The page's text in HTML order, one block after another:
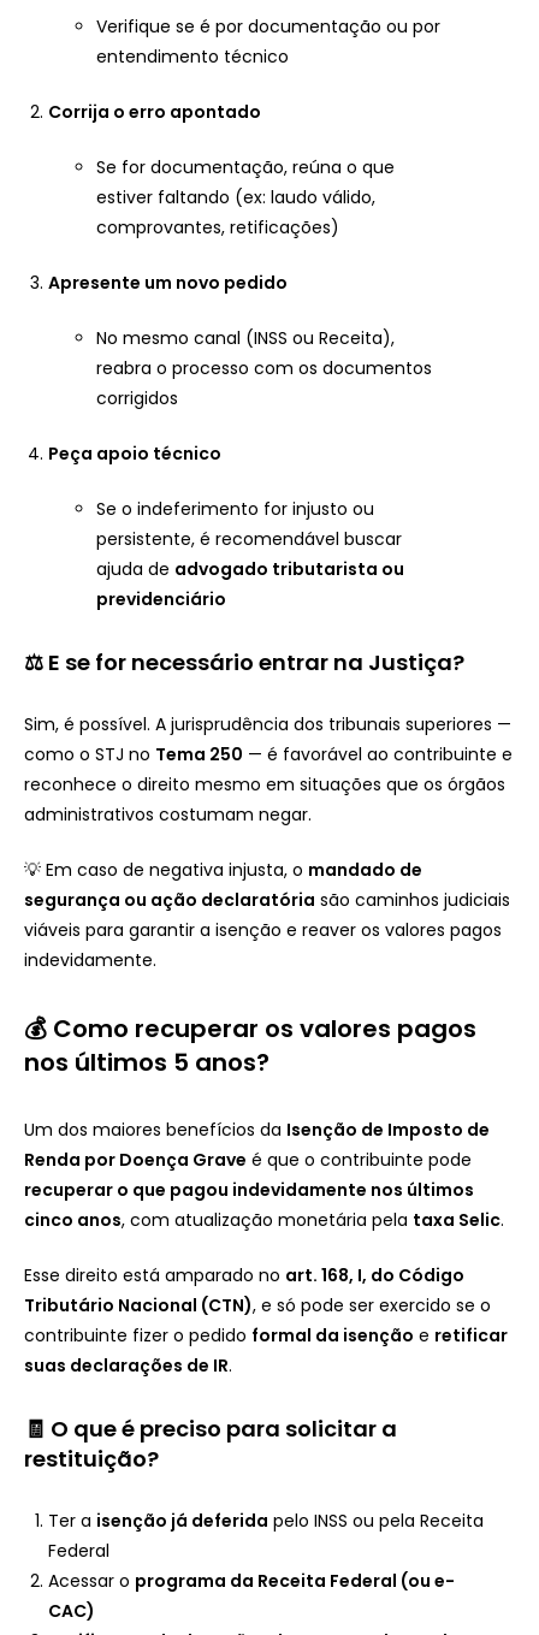
Verifique se é por documentação ou por
entendimento técnico
Corrija o erro apontado
Se for documentação, reúna o que
estiver faltando (ex: laudo válido,
comprovantes, retificações)
Apresente um novo pedido
No mesmo canal (INSS ou Receita),
reabra o processo com os documentos
corrigidos
Peça apoio técnico
Se o indeferimento for injusto ou
persistente, é recomendável buscar
ajuda de advogado tributarista ou
previdenciário
⚖️ E se for necessário entrar na Justiça?
Sim, é possível. A jurisprudência dos tribunais superiores —
como o STJ no Tema 250 — é favorável ao contribuinte e
reconhece o direito mesmo em situações que os órgãos
administrativos costumam negar.
💡 Em caso de negativa injusta, o mandado de
segurança ou ação declaratória são caminhos judiciais
viáveis para garantir a isenção e reaver os valores pagos
indevidamente.
💰 Como recuperar os valores pagos
nos últimos 5 anos?
Um dos maiores benefícios da Isenção de Imposto de
Renda por Doença Grave é que o contribuinte pode
recuperar o que pagou indevidamente nos últimos
cinco anos, com atualização monetária pela taxa Selic.
Esse direito está amparado no art. 168, I, do Código
Tributário Nacional (CTN), e só pode ser exercido se o
contribuinte fizer o pedido formal da isenção e retificar
suas declarações de IR.
🧾 O que é preciso para solicitar a
restituição?
Ter a isenção já deferida pelo INSS ou pela Receita
Federal
Acessar o programa da Receita Federal (ou e-
CAC)